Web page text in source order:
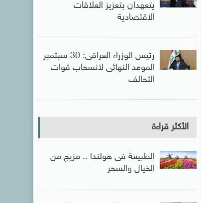
يتعهدان بتعزيز العلاقات
الاقتصادية
رئيس الوزراء العراقى: 30 سبتمبر
الموعد النهائى لانسحاب قوات
التحالف
الأكثر قراءة
الطبيعة فى هولندا .. مزيج من
الخيال والسحر